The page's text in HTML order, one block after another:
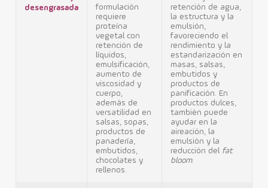
desengrasada
formulación
requiere
proteína
vegetal con
retención de
líquidos,
emulsificación,
aumento de
viscosidad y
cuerpo,
además de
versatilidad en
salsas, sopas,
productos de
panadería,
embutidos,
chocolates y
rellenos.
retención de agua,
la estructura y la
emulsión,
favoreciendo el
rendimiento y la
estandarización en
masas, salsas,
embutidos y
productos de
panificación. En
productos dulces,
también puede
ayudar en la
aireación, la
emulsión y la
reducción del fat
bloom.